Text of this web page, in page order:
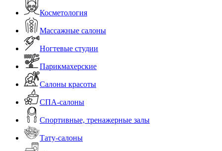
Косметология
Массажные салоны
Ногтевые студии
Парикмахерские
Салоны красоты
СПА-салоны
Спортивные, тренажерные залы
Тату-салоны